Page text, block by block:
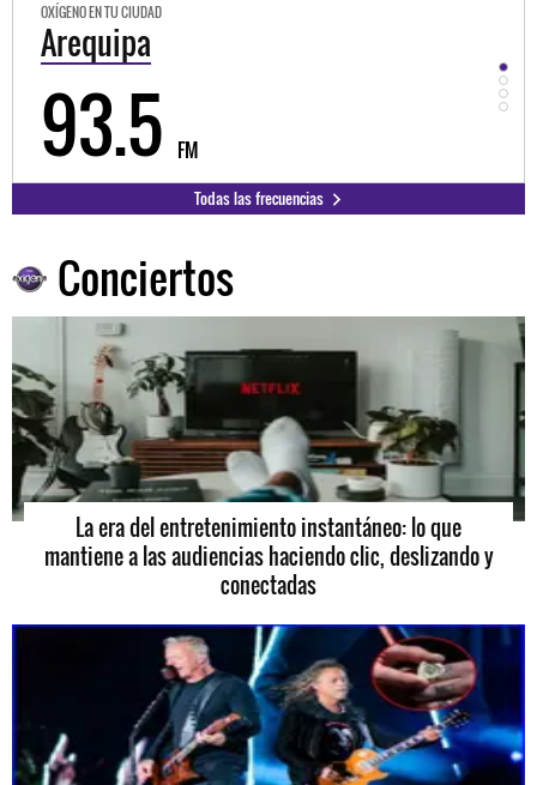
OXÍGENO EN TU CIUDAD
Trujillo
98.3
Todas las frecuencias
Conciertos
La era del entretenimiento instantáneo: lo que
mantiene a las audiencias haciendo clic, deslizando y
conectadas